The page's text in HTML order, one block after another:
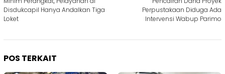
pos
Disdukcapil Hanya Andalkan Tiga
Loket
Perpustakaan Diduga Ada
Intervensi Wabup Parimo
POS TERKAIT